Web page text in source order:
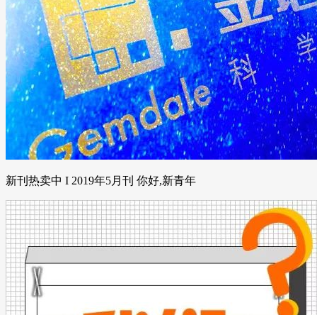
新刊热卖中 I 2019年5月刊 你好,新青年